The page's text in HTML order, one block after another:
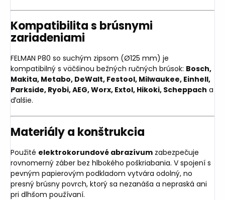
Kompatibilita s brúsnymi
zariadeniami
FELMAN P80 so suchým zipsom (Ø125 mm) je
kompatibilný s väčšinou bežných ručných brúsok: Bosch,
Makita, Metabo, DeWalt, Festool, Milwaukee, Einhell,
Parkside, Ryobi, AEG, Worx, Extol, Hikoki, Scheppach a
ďalšie.
Materiály a konštrukcia
Použité elektrokorundové abrazívum zabezpečuje
rovnomerný záber bez hlbokého poškriabania. V spojení s
pevným papierovým podkladom vytvára odolný, no
presný brúsny povrch, ktorý sa nezanáša a nepraská ani
pri dlhšom používaní.